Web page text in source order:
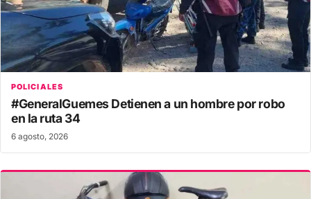
POLICIALES
#GeneralGuemes Detienen a un hombre por robo
en la ruta 34
6 agosto, 2026